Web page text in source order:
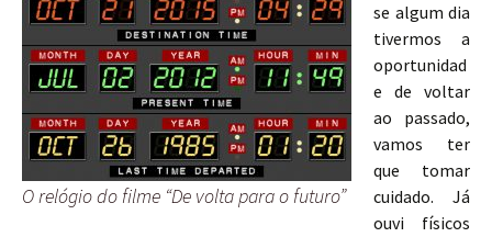
O relógio do filme “De volta para o futuro”
se algum dia
tivermos a
oportunidad
e de voltar
ao passado,
vamos ter
que tomar
cuidado. Já
ouvi físicos